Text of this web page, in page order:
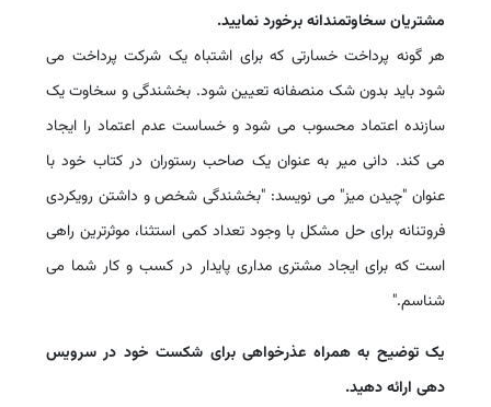
مشتریان سخاوتمندانه برخورد نمایید.
هر گونه پرداخت خسارتی که برای اشتباه یک شرکت پرداخت می
شود باید بدون شک منصفانه تعیین شود. بخشندگی و سخاوت یک
سازنده اعتماد محسوب می شود و خساست عدم اعتماد را ایجاد
می کند. دانی میر به عنوان یک صاحب رستوران در کتاب خود با
عنوان "چیدن میز" می نویسد: "بخشندگی شخص و داشتن رویکردی
فروتنانه برای حل مشکل با وجود تعداد کمی استثنا، موثرترین راهی
است که برای ایجاد مشتری مداری پایدار در کسب و کار شما می
شناسم."
یک توضیح به همراه عذرخواهی برای شکست خود در سرویس
دهی ارائه دهید.